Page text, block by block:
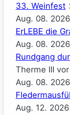
33. Weinfest
Aug. 08. 2026
ErLEBE die
Aug. 08. 2026
Rundgang
Therme III
Aug. 08. 2026
Aug. 12. 2026